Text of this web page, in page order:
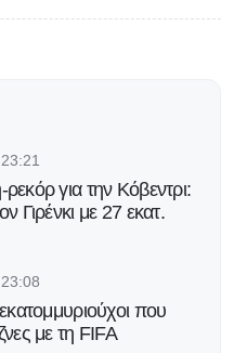
για την Κόβεντρι:
Γιρένκι με 27 εκατ.
που
με τη FIFA